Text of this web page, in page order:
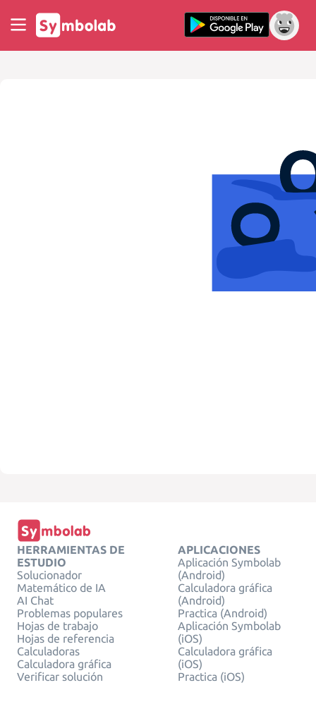
HERRAMIENTAS DE
ESTUDIO
Solucionador
Matemático de IA
AI Chat
Problemas populares
Hojas de trabajo
Hojas de referencia
Calculadoras
Calculadora gráfica
Verificar solución
APLICACIONES
Aplicación Symbolab
(Android)
Calculadora gráfica
(Android)
Practica (Android)
Aplicación Symbolab
(iOS)
Calculadora gráfica
(iOS)
Practica (iOS)